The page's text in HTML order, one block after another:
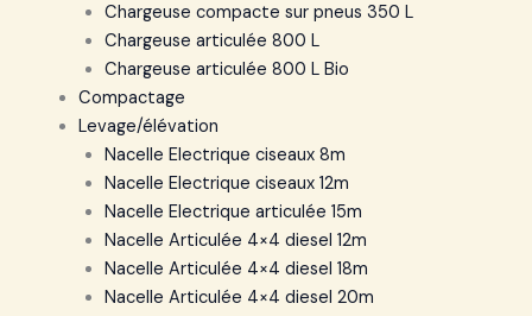
Chargeuse compacte sur pneus 350 L
Chargeuse articulée 800 L
Chargeuse articulée 800 L Bio
Compactage
Levage/élévation
Nacelle Electrique ciseaux 8m
Nacelle Electrique ciseaux 12m
Nacelle Electrique articulée 15m
Nacelle Articulée 4×4 diesel 12m
Nacelle Articulée 4×4 diesel 18m
Nacelle Articulée 4×4 diesel 20m